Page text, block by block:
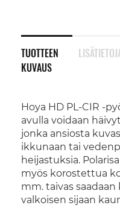
TUOTTEEN
KUVAUS
Hoya HD PL-CIR -
avulla voidaan
jonka ansiosta
ikkunaan tai
heijastuksia.
myös korostettua
mm. taivas
valkoisen sijaan